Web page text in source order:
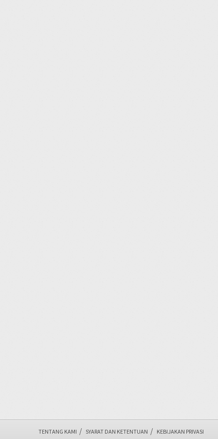
TENTANG KAMI / SYARAT DAN KETENTUAN / KEBIJAKAN PRIVASI